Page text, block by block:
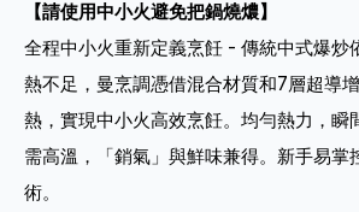
【請使用中小火避免把鍋燒燶】
全程中小火重新定義烹飪 - 傳統中式爆炒
熱不足，曼烹調憑借混合材質和7層超導
熱，實現中小火高效烹飪。均勻熱力，瞬
需高溫，「銷氣」與鮮味兼得。新手易掌
術。